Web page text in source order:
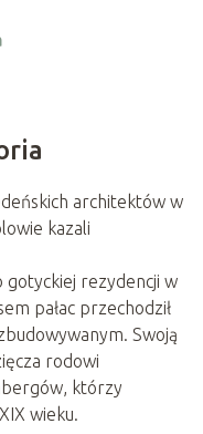
architektów w
kazali
gotyckiej rezydencji w
pałac przechodził
Swoją
rodowi
którzy
wieku.